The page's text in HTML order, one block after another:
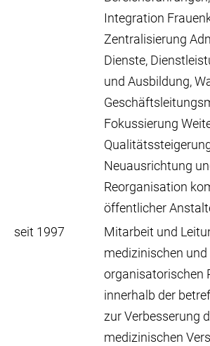
Integration
Zentralisierung
Dienste,
und Ausbildung,
Fokussierung
Neuausrichtung
Reorganisation
öffentlicher
seit 1997
Mitarbeit und
medizinischen und
organisatorischen
innerhalb der
zur Verbesserung
medizinischen